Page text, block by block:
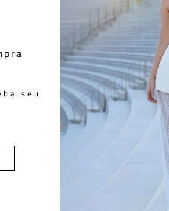
seu
Short Baco Xadrez
R$ 1.998,00
May Also Like